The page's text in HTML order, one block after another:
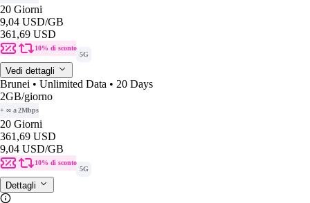
20 Giorni
9,04 USD/GB
361,69 USD
10% di sconto
5G
Vedi dettagli
Brunei • Unlimited Data • 20 Days
2GB/giorno
+ ∞ a 2Mbps
20 Giorni
361,69 USD
9,04 USD/GB
10% di sconto
5G
Dettagli